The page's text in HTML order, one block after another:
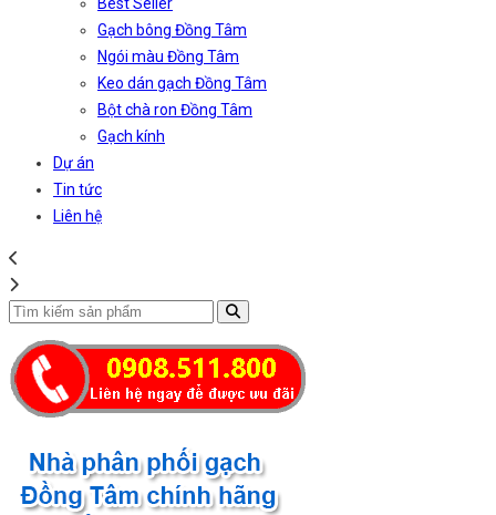
Gạch bông Đồng Tâm
Ngói màu Đồng Tâm
Keo dán gạch Đồng Tâm
Bột chà ron Đồng Tâm
Gạch kính
Dự án
Tin tức
Liên hệ